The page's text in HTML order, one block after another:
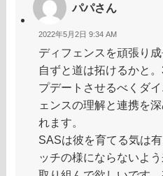
パパさん
2022年5月2日 9:34 AM
ディフェンスを頑張り
自ずと道は拓けるかと
プデートさせるべくダ
ェンスの理解と連携を
れます。
SASは彼を育てる気は
ッチの様にならないよ